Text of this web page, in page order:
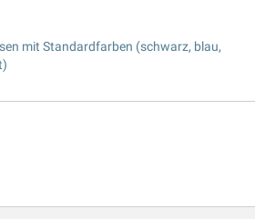
mit Standardfarben (schwarz, blau,